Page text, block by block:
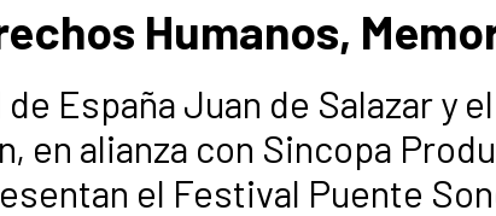
Humanos,
España Juan de Salazar y
en alianza con Sincopa
el Festival Puente